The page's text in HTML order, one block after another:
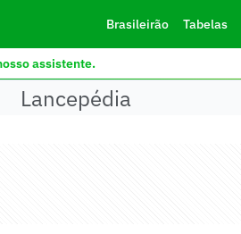
Brasileirão Tabelas
assistente.
Lancepédia